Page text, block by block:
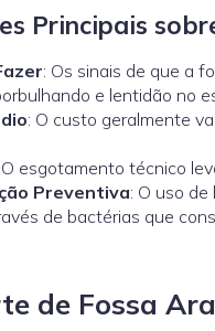
Principais
: Os sinais de que a
e lentidão no
: O custo geralmente
O esgotamento técnico
Preventiva: O uso
de bactérias que
de Fossa